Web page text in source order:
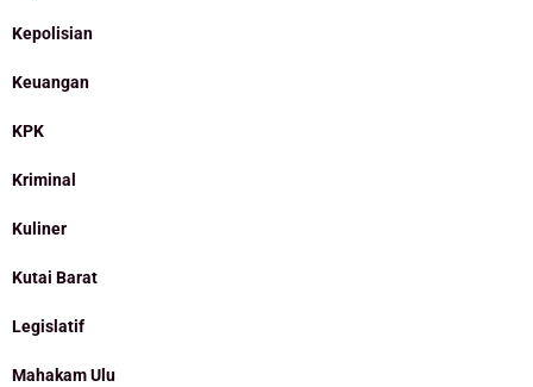
Kepolisian
Keuangan
KPK
Kriminal
Kuliner
Kutai Barat
Legislatif
Mahakam Ulu